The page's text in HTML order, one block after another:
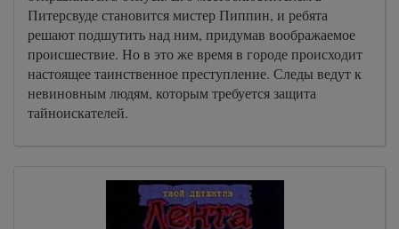
Питерсвуде становится мистер Пиппин, и ребята
решают подшутить над ним, придумав воображаемое
происшествие. Но в это же время в городе происходит
настоящее таинственное преступление. Следы ведут к
невиновным людям, которым требуется защита
тайноискателей.